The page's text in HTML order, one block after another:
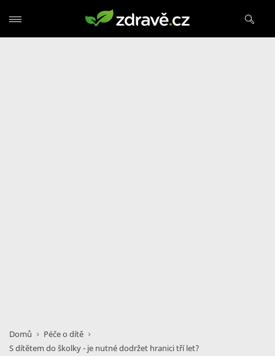
Domů
Péče o dítě
S dítětem do školky - je nutné dodržet hranici tří let?